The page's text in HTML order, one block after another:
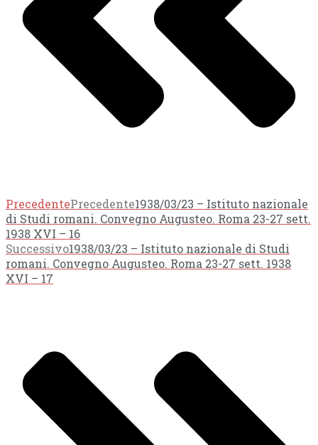
PrecedentePrecedente1938/03/23 – Istituto nazionale
di Studi romani. Convegno Augusteo. Roma 23-27 sett.
1938 XVI – 16
Successivo1938/03/23 – Istituto nazionale di Studi
romani. Convegno Augusteo. Roma 23-27 sett. 1938
XVI – 17